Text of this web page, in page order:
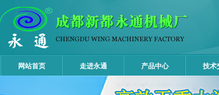
网站首页 走进永通 产品中心 技术